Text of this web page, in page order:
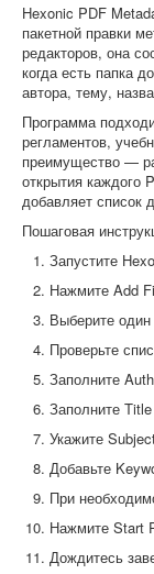
Hexonic PDF
пакетной правки
редакторов, она
когда есть папка
автора, тему,
Программа
регламентов,
преимущество —
открытия каждого
добавляет список
Пошаговая
Запустите
Нажмите Add
Выберите
Проверьте
Заполните
Заполните
Укажите
Добавьте
При
Нажмите Start
Дождитесь